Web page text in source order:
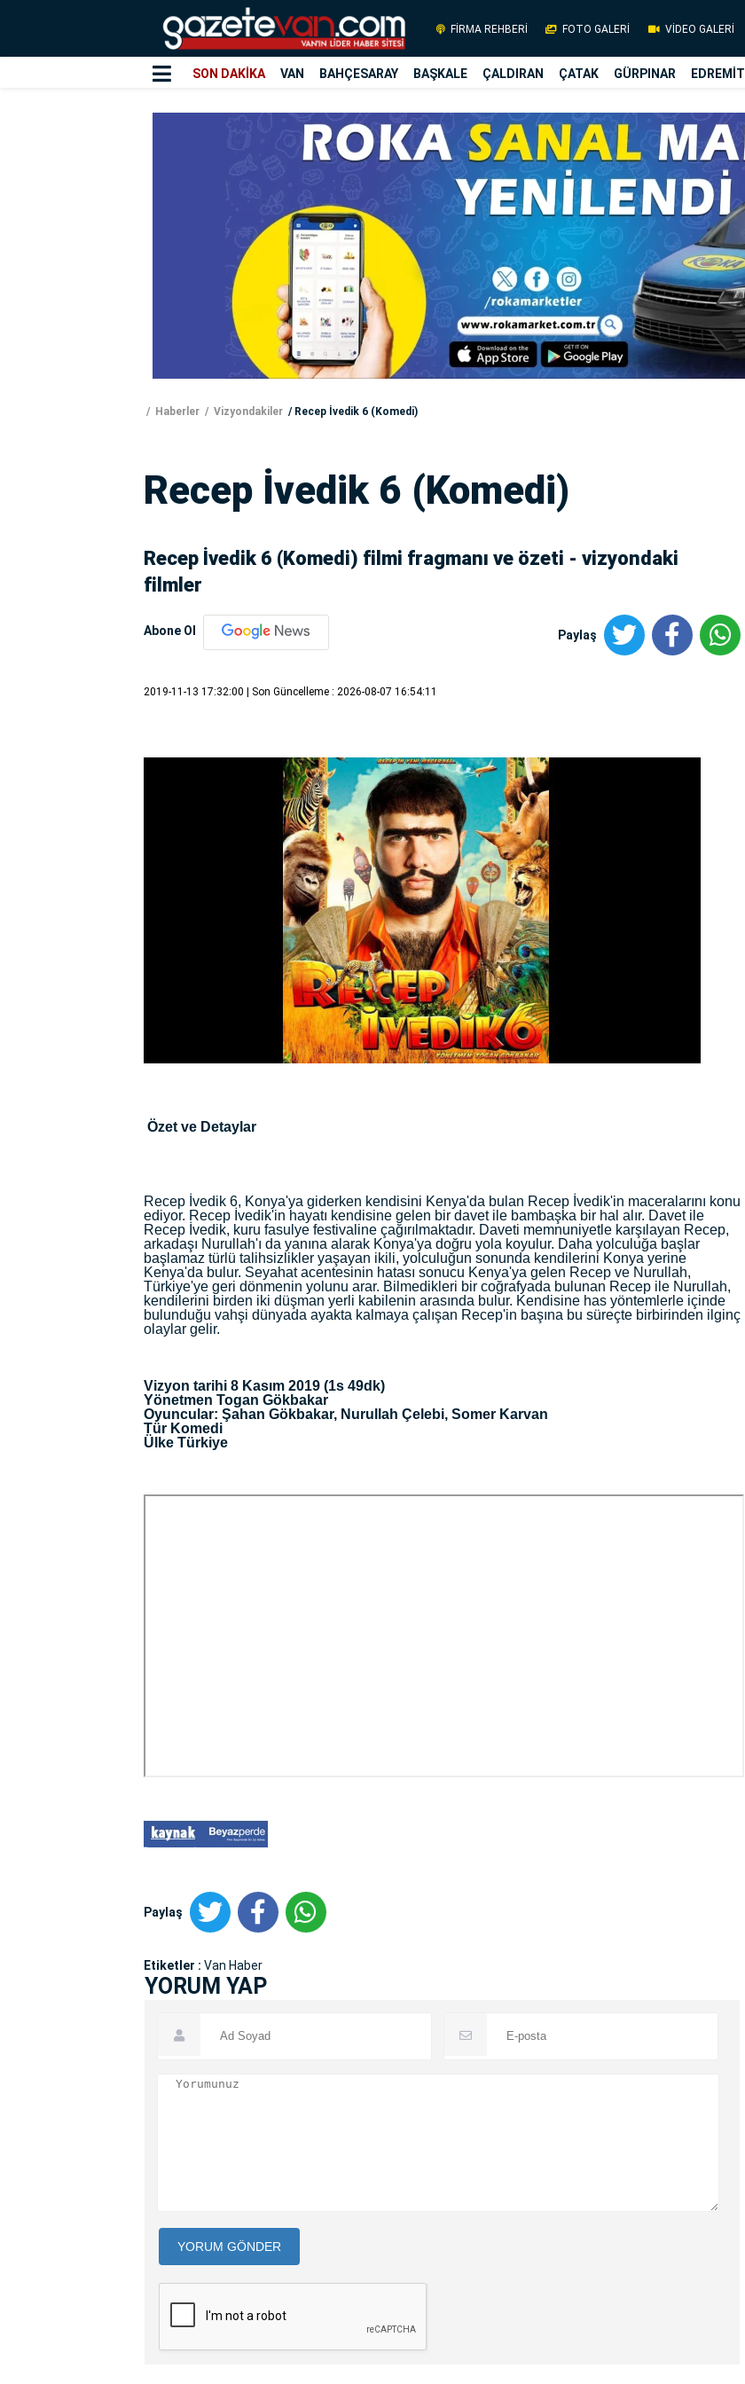
FİRMA REHBERİ FOTO GALERİ VİDEO GALERİ
SON DAKİKA VAN BAHÇESARAY BAŞKALE ÇALDIRAN ÇATAK GÜRPINAR EDREMİT
Haberler Vizyondakiler Recep İvedik 6 (Komedi)
Recep İvedik 6 (Komedi)
Recep İvedik 6 (Komedi) filmi fragmanı ve özeti - vizyondaki
filmler
Abone Ol Paylaş
2019-11-13 17:32:00 | Son Güncelleme : 2026-08-07 16:54:11
Özet ve Detaylar
Recep İvedik 6, Konya'ya giderken kendisini Kenya'da bulan Recep İvedik'in maceralarını konu
ediyor. Recep İvedik'in hayatı kendisine gelen bir davet ile bambaşka bir hal alır. Davet ile
Recep İvedik, kuru fasulye festivaline çağırılmaktadır. Daveti memnuniyetle karşılayan Recep,
arkadaşı Nurullah'ı da yanına alarak Konya'ya doğru yola koyulur. Daha yolculuğa başlar
başlamaz türlü talihsizlikler yaşayan ikili, yolculuğun sonunda kendilerini Konya yerine
Kenya'da bulur. Seyahat acentesinin hatası sonucu Kenya'ya gelen Recep ve Nurullah,
Türkiye'ye geri dönmenin yolunu arar. Bilmedikleri bir coğrafyada bulunan Recep ile Nurullah,
kendilerini birden iki düşman yerli kabilenin arasında bulur. Kendisine has yöntemlerle içinde
bulunduğu vahşi dünyada ayakta kalmaya çalışan Recep'in başına bu süreçte birbirinden ilginç
olaylar gelir.
Vizyon tarihi 8 Kasım 2019 (1s 49dk)
Yönetmen Togan Gökbakar
Oyuncular: Şahan Gökbakar, Nurullah Çelebi, Somer Karvan
Tür Komedi
Ülke Türkiye
Paylaş
Etiketler : Van Haber
YORUM YAP
YORUM GÖNDER